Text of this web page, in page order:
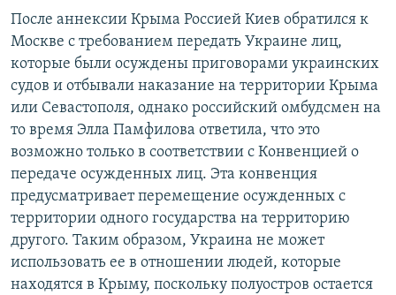
После аннексии Крыма Россией Киев обратился к
Москве с требованием передать Украине лиц,
которые были осуждены приговорами украинских
судов и отбывали наказание на территории Крыма
или Севастополя, однако российский омбудсмен на
то время Элла Памфилова ответила, что это
возможно только в соответствии с Конвенцией о
передаче осужденных лиц. Эта конвенция
предусматривает перемещение осужденных с
территории одного государства на территорию
другого. Таким образом, Украина не может
использовать ее в отношении людей, которые
находятся в Крыму, поскольку полуостров остается